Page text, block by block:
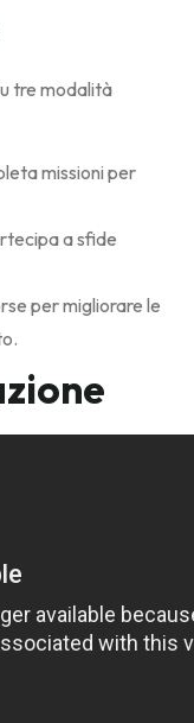
tre modalità
missioni per
a sfide
per migliorare le